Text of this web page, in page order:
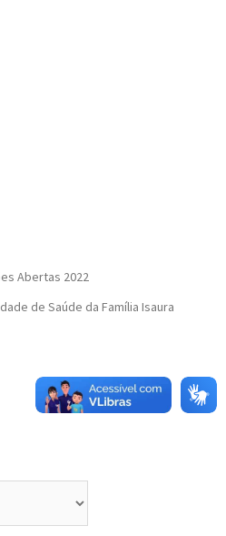
Abertas 2022
de Saúde da Família Isaura